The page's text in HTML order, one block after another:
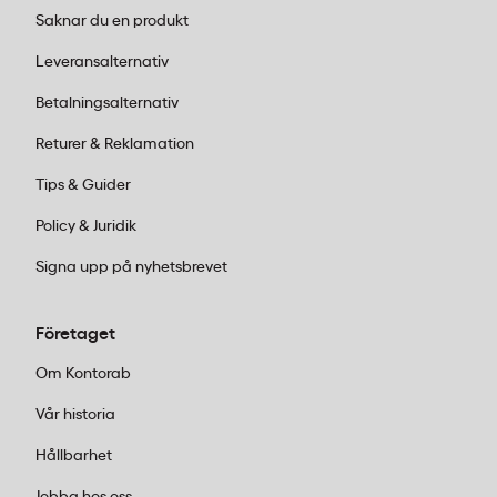
perfekt.Leitz WOW 4 lådor
stora och små lådor som passar allt från
designen gör dessutom att den blir en
snygg detalj på skrivbordet.
kabelsladden bakom datorn? En
förvaringslåda med flera fack håller
Välj gärna en modell med transparent
sladd.
som lätt försvinner. Lådor med flera
mindre fack från
Saknar du en produkt
Leveransalternativ
Betalningsalternativ
Returer & Reklamation
Tips & Guider
Policy & Juridik
Signa upp på nyhetsbrevet
Företaget
Om Kontorab
Vår historia
Hållbarhet